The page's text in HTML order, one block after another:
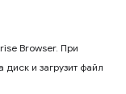
Browser. При
диск и загрузит файл